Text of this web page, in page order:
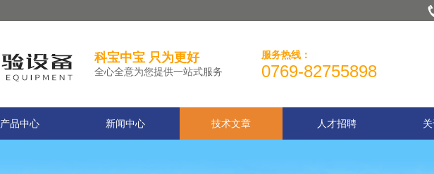
科宝中宝 只为更好
全心全意为您提供一站式服务
服务热线：
0769-82755898
产品中心 新闻中心 技术文章 人才招聘